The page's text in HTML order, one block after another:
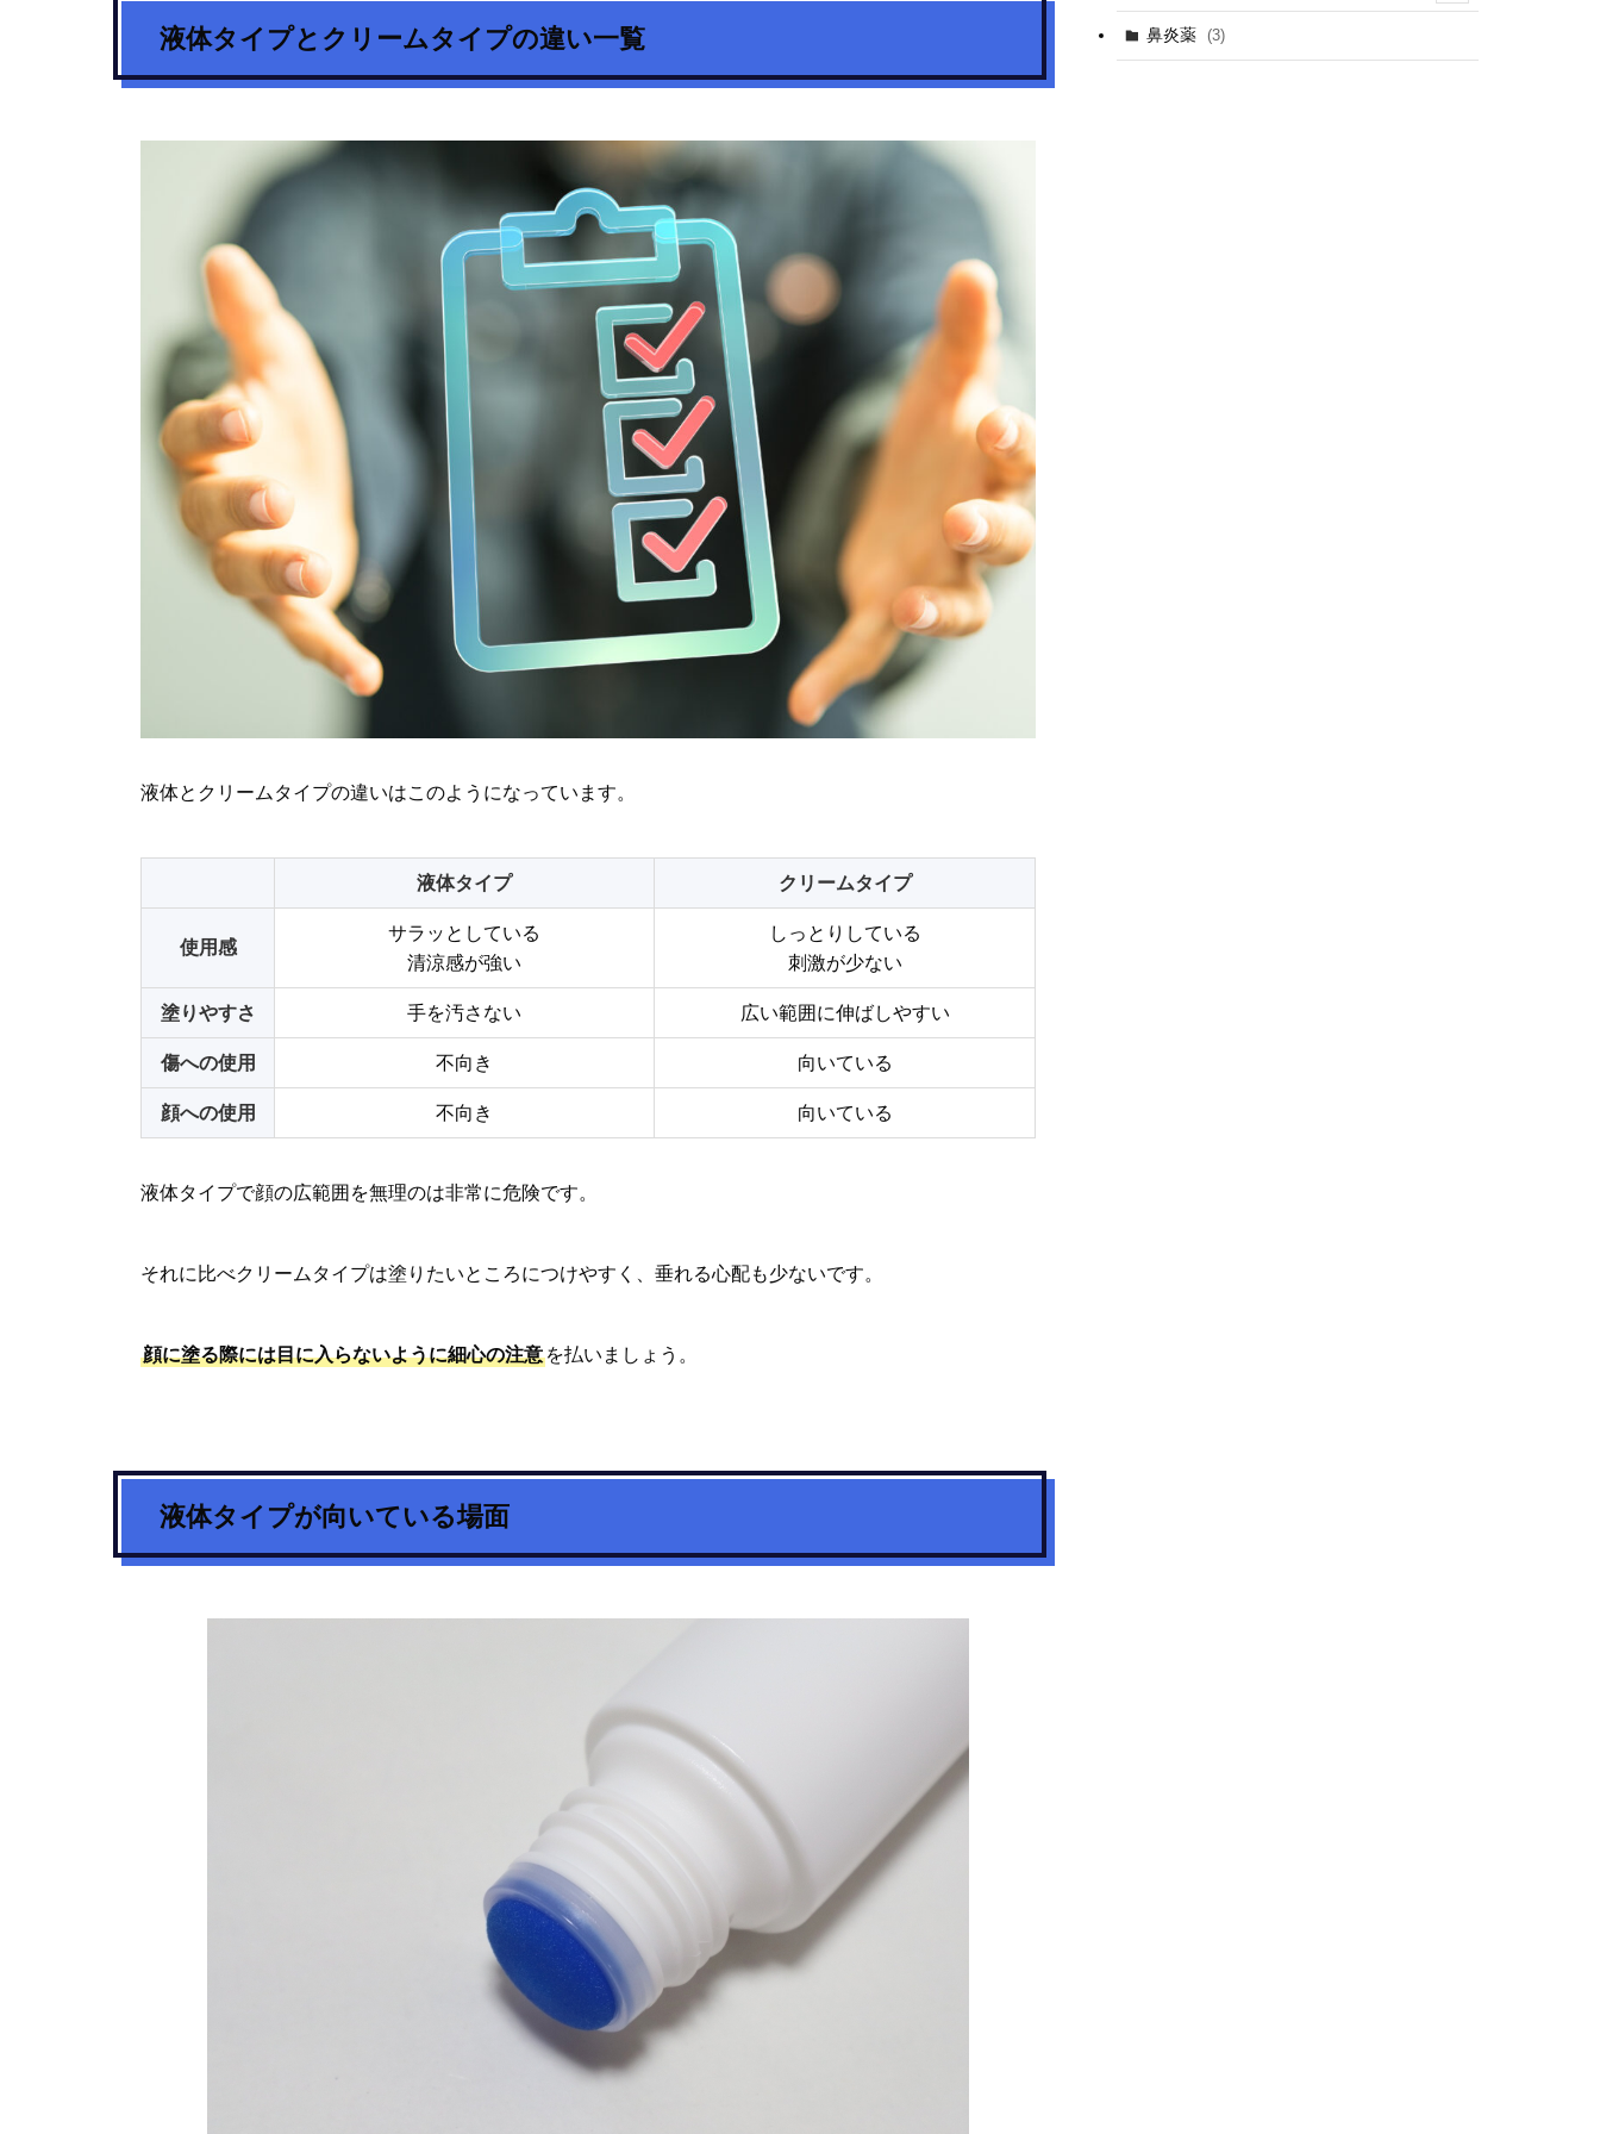
液体タイプとクリームタイプの違い一覧
液体とクリームタイプの違いはこのようになっています。
液体タイプ クリームタイプ
使用感
サラッとしている
清涼感が強い
しっとりしている
刺激が少ない
塗りやすさ 手を汚さない 広い範囲に伸ばしやすい
傷への使用 不向き 向いている
顔への使用 不向き 向いている
液体タイプで顔の広範囲を無理のは非常に危険です。
それに比べクリームタイプは塗りたいところにつけやすく、垂れる心配も少ないです。
顔に塗る際には目に入らないように細心の注意 を払いましょう。
液体タイプが向いている場面
(1)
鼻炎薬 (3)